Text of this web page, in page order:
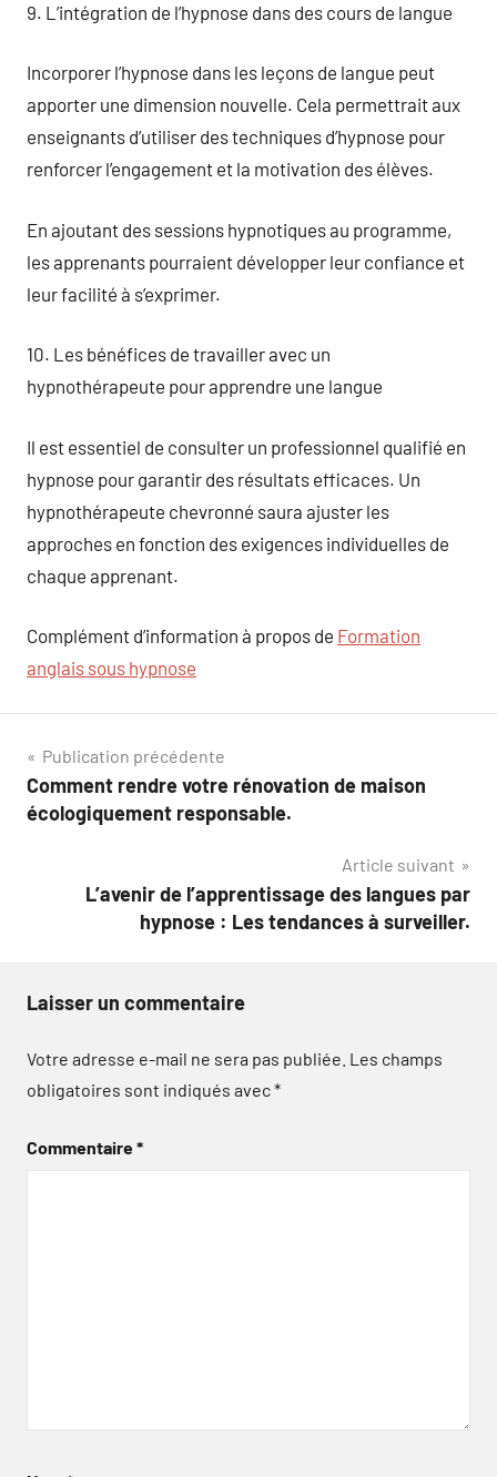
9. L’intégration de l’hypnose dans des cours de langue
Incorporer l’hypnose dans les leçons de langue peut
apporter une dimension nouvelle. Cela permettrait aux
enseignants d’utiliser des techniques d’hypnose pour
renforcer l’engagement et la motivation des élèves.
En ajoutant des sessions hypnotiques au programme,
les apprenants pourraient développer leur confiance et
leur facilité à s’exprimer.
10. Les bénéfices de travailler avec un
hypnothérapeute pour apprendre une langue
Il est essentiel de consulter un professionnel qualifié en
hypnose pour garantir des résultats efficaces. Un
hypnothérapeute chevronné saura ajuster les
approches en fonction des exigences individuelles de
chaque apprenant.
Complément d’information à propos de Formation
anglais sous hypnose
Navigation
de
Publication précédente
Comment rendre votre rénovation de maison
écologiquement responsable.
Article suivant
L’avenir de l’apprentissage des langues par
hypnose : Les tendances à surveiller.
Laisser un commentaire
Votre adresse e-mail ne sera pas publiée. Les champs
obligatoires sont indiqués avec*
Commentaire*